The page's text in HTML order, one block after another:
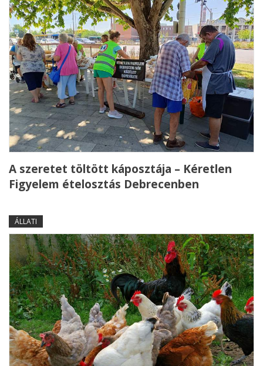
A szeretet töltött káposztája – Kéretlen
Figyelem ételosztás Debrecenben
ÁLLATI